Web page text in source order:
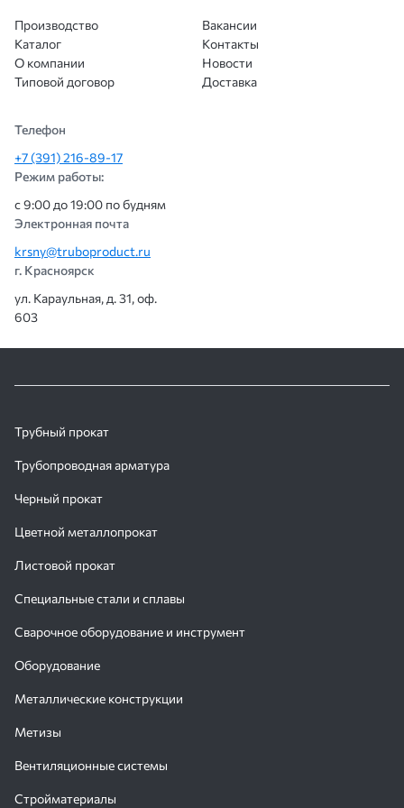
Производство
Каталог
О компании
Типовой договор
Вакансии
Контакты
Новости
Доставка
Телефон
+7 (391) 216-89-17
Режим работы:
с 9:00 до 19:00 по будням
Электронная почта
krsny@truboproduct.ru
г. Красноярск
ул. Караульная, д. 31, оф.
603
Трубный прокат
Трубопроводная арматура
Черный прокат
Цветной металлопрокат
Листовой прокат
Специальные стали и сплавы
Сварочное оборудование и инструмент
Оборудование
Металлические конструкции
Метизы
Вентиляционные системы
Стройматериалы